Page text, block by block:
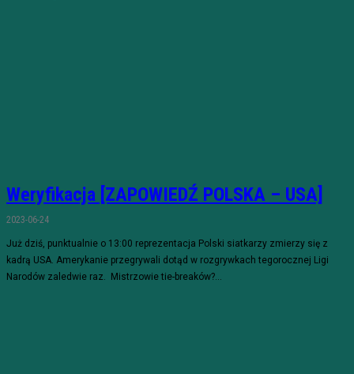
Weryfikacja [ZAPOWIEDŹ POLSKA – USA]
2023-06-24
Już dziś, punktualnie o 13:00 reprezentacja Polski siatkarzy zmierzy się z
kadrą USA. Amerykanie przegrywali dotąd w rozgrywkach tegorocznej Ligi
Narodów zaledwie raz. Mistrzowie tie-breaków?...